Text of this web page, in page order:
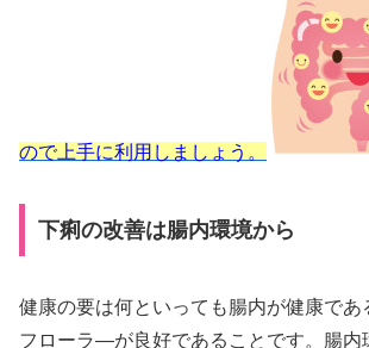
ので上手に利用しましょう。
下痢の改善は腸内環境から
健康の要は何といっても腸内が健康であ
フローラ―が良好であることです。腸内